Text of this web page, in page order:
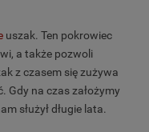
uszak. Ten pokrowiec
a także pozwoli
z czasem się zużywa
Gdy na czas założymy
służył długie lata.